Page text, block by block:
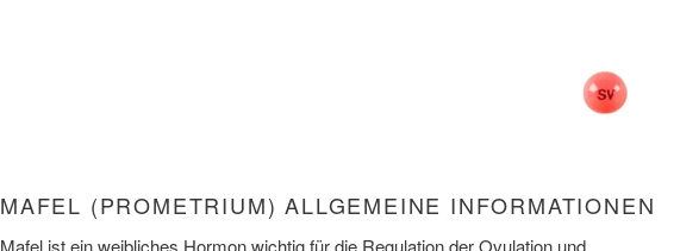
MAFEL (PROMETRIUM) ALLGEMEINE INFORMATIONEN